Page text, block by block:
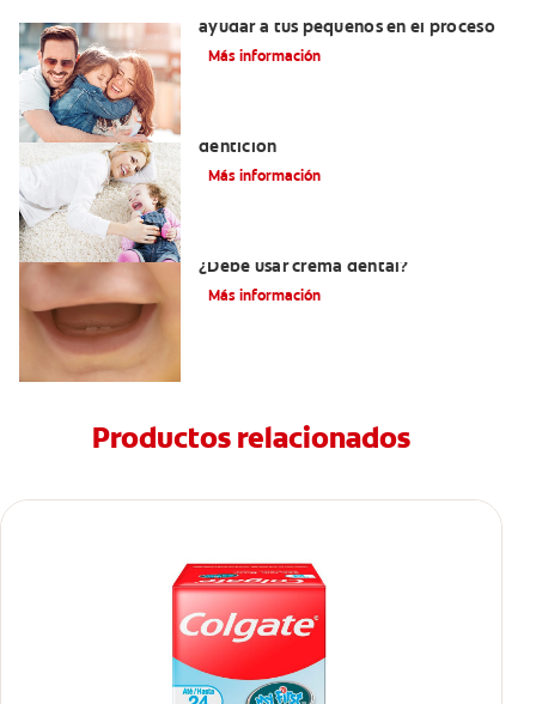
ayudar a tus pequeños en el proceso
Más información
dentición
Más información
¿Debe usar crema dental?
Más información
Productos relacionados